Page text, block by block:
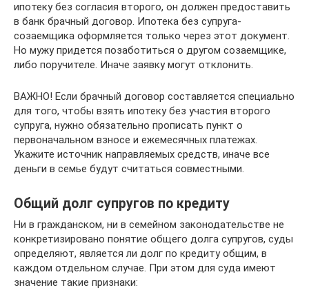
ипотеку без согласия второго, он должен предоставить
в банк брачный договор. Ипотека без супруга-
созаемщика оформляется только через этот документ.
Но мужу придется позаботиться о другом созаемщике,
либо поручителе. Иначе заявку могут отклонить.
ВАЖНО! Если брачный договор составляется специально
для того, чтобы взять ипотеку без участия второго
супруга, нужно обязательно прописать пункт о
первоначальном взносе и ежемесячных платежах.
Укажите источник направляемых средств, иначе все
деньги в семье будут считаться совместными.
Общий долг супругов по кредиту
Ни в гражданском, ни в семейном законодательстве не
конкретизировано понятие общего долга супругов, суды
определяют, является ли долг по кредиту общим, в
каждом отдельном случае. При этом для суда имеют
значение такие признаки: